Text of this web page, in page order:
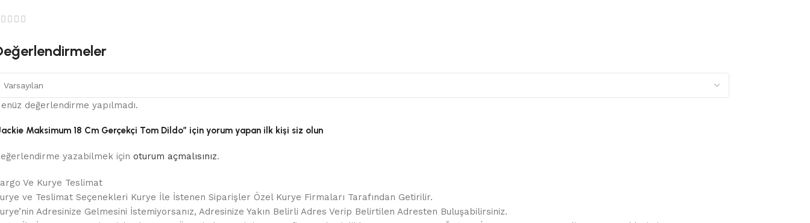
değerlendirme yapılmadı.
Maksimum 18 Cm Gerçekçi Tom Dildo” için yorum yapan ilk kişi siz olun
yazabilmek için oturum açmalısınız.
Ve Kurye Teslimat
ve Teslimat Seçenekleri Kurye İle İstenen Siparişler Özel Kurye Firmaları Tarafından Getirilir.
Adresinize Gelmesini İstemiyorsanız, Adresinize Yakın Belirli Adres Verip Belirtilen Adresten Buluşabilirsiniz.